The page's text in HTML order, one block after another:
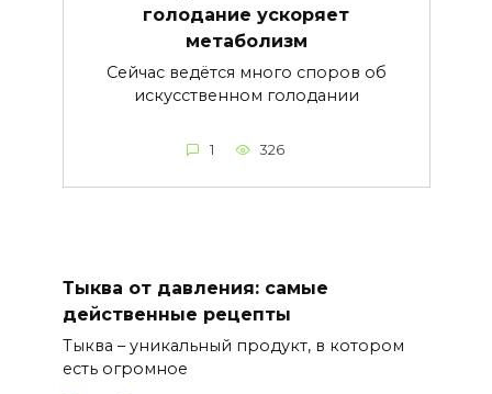
голодание ускоряет
метаболизм
Сейчас ведётся много споров об
искусственном голодании
1 326
Тыква от давления: самые
действенные рецепты
Тыква – уникальный продукт, в котором
есть огромное